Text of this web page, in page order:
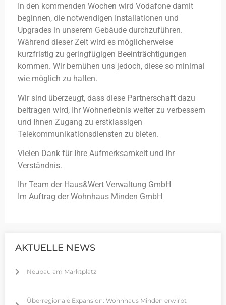
In den kommenden Wochen wird Vodafone damit
beginnen, die notwendigen Installationen und
Upgrades in unserem Gebäude durchzuführen.
Während dieser Zeit wird es möglicherweise
kurzfristig zu geringfügigen Beeinträchtigungen
kommen. Wir bemühen uns jedoch, diese so minimal
wie möglich zu halten.
Wir sind überzeugt, dass diese Partnerschaft dazu
beitragen wird, Ihr Wohnerlebnis weiter zu verbessern
und Ihnen Zugang zu erstklassigen
Telekommunikationsdiensten zu bieten.
Vielen Dank für Ihre Aufmerksamkeit und Ihr
Verständnis.
Ihr Team der Haus&Wert Verwaltung GmbH
Im Auftrag der Wohnhaus Minden GmbH
AKTUELLE NEWS
Neubau am Marktplatz
Überregionale Expansion: Wohnhaus Minden erwirbt